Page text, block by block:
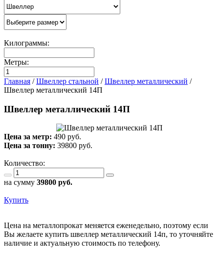
Килограммы:
Метры:
Главная /Швеллер стальной /Швеллер металлический /
Швеллер металлический 14П
Швеллер металлический 14П
Цена за метр: 490 руб.
Цена за тонну: 39800 руб.
Количество:
на сумму 39800 руб.
Купить
Цена на металлопрокат меняется еженедельно, поэтому если
Вы желаете купить швеллер металлический 14п, то уточняйте
наличие и актуальную стоимость по телефону.